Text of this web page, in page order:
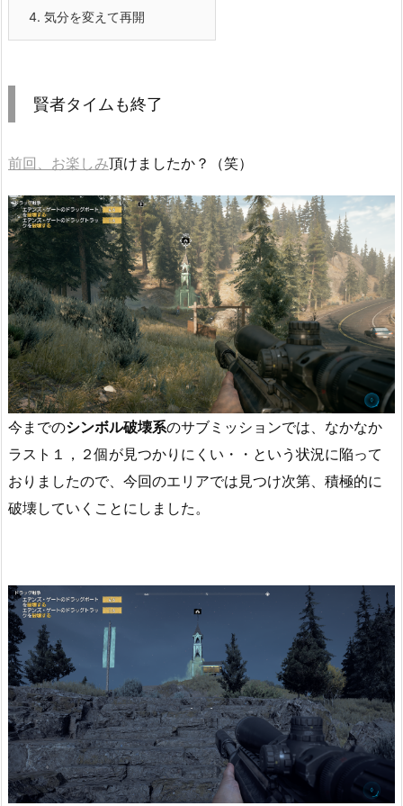
4. 気分を変えて再開
賢者タイムも終了
前回、お楽しみ頂けましたか？（笑）
今までのシンボル破壊系のサブミッションでは、なかなか
ラスト１，２個が見つかりにくい・・という状況に陥って
おりましたので、今回のエリアでは見つけ次第、積極的に
破壊していくことにしました。